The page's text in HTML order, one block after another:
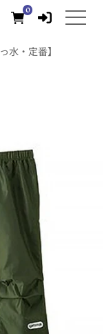
00
個
テ
ム
水・定番】